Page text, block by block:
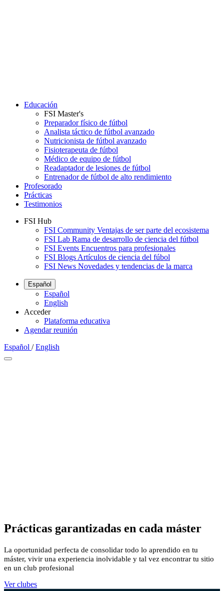
Educación
FSI Master's
Preparador físico de fútbol
Analista táctico de fútbol avanzado
Nutricionista de fútbol avanzado
Fisioterapeuta de fútbol
Médico de equipo de fútbol
Readaptador de lesiones de fútbol
Entrenador de fútbol de alto rendimiento
Profesorado
Prácticas
Testimonios
FSI Hub
FSI Community Ventajas de ser parte del ecosistema
FSI Lab Rama de desarrollo de ciencia del fútbol
FSI Events Encuentros para profesionales
FSI Blogs Artículos de ciencia del fúbol
FSI News Novedades y tendencias de la marca
Español
Español
English
Acceder
Plataforma educativa
Agendar reunión
Español / English
Prácticas garantizadas en cada máster
La oportunidad perfecta de consolidar todo lo aprendido en tu
máster, vivir una experiencia inolvidable y tal vez encontrar tu sitio
en un club profesional
Ver clubes